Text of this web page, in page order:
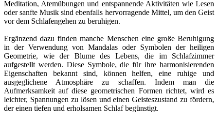
Meditation, Atemübungen und entspannende Aktivitäten wie Lesen
oder sanfte Musik sind ebenfalls hervorragende Mittel, um den Geist
vor dem Schlafengehen zu beruhigen.
Ergänzend dazu finden manche Menschen eine große Beruhigung
in der Verwendung von Mandalas oder Symbolen der heiligen
Geometrie, wie der Blume des Lebens, die im Schlafzimmer
aufgestellt werden. Diese Symbole, die für ihre harmonisierenden
Eigenschaften bekannt sind, können helfen, eine ruhige und
ausgeglichene Atmosphäre zu schaffen. Indem man die
Aufmerksamkeit auf diese geometrischen Formen richtet, wird es
leichter, Spannungen zu lösen und einen Geisteszustand zu fördern,
der einen tiefen und erholsamen Schlaf begünstigt.